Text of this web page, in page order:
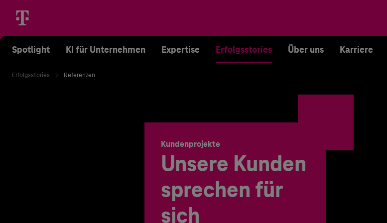
Spotlight KI für Unternehmen Expertise Erfolgsstories Über uns Karriere
Erfolgsstories Referenzen
Kundenprojekte
Unsere Kunden
sprechen für
sich